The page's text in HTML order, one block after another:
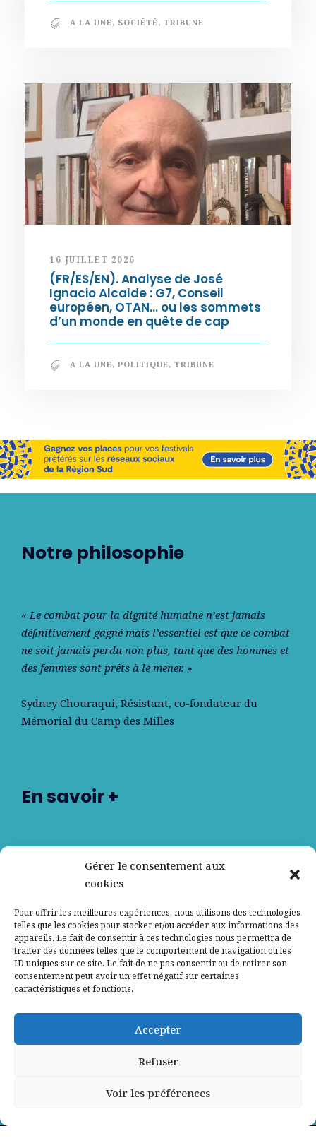
Gérer le consentement aux
cookies
Pour offrir les meilleures expériences, nous utilisons des technologies
telles que les cookies pour stocker et/ou accéder aux informations des
appareils. Le fait de consentir à ces technologies nous permettra de
traiter des données telles que le comportement de navigation ou les
ID uniques sur ce site. Le fait de ne pas consentir ou de retirer son
consentement peut avoir un effet négatif sur certaines
caractéristiques et fonctions.
Accepter
Refuser
Voir les préférences
A LA UNE, SOCIÉTÉ, TRIBUNE
16 JUILLET 2026
(FR/ES/EN). Analyse de José
Ignacio Alcalde : G7, Conseil
européen, OTAN… ou les sommets
d’un monde en quête de cap
A LA UNE, POLITIQUE, TRIBUNE
Notre philosophie
« Le combat pour la dignité humaine n’est jamais
déﬁnitivement gagné mais l’essentiel est que ce combat
ne soit jamais perdu non plus, tant que des hommes et
des femmes sont prêts à le mener. »
Sydney Chouraqui, Résistant, co-fondateur du
Mémorial du Camp des Milles
En savoir +
Contactez-nous
Mentions légales